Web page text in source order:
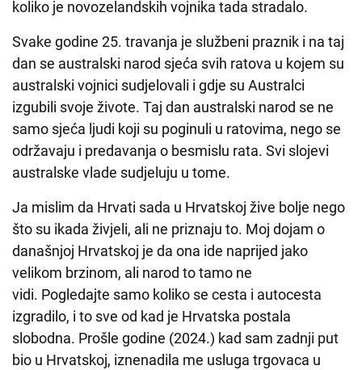
koliko je novozelandskih vojnika tada stradalo.
Svake godine 25. travanja je službeni praznik i na taj
dan se australski narod sjeća svih ratova u kojem su
australski vojnici sudjelovali i gdje su Australci
izgubili svoje živote. Taj dan australski narod se ne
samo sjeća ljudi koji su poginuli u ratovima, nego se
održavaju i predavanja o besmislu rata. Svi slojevi
australske vlade sudjeluju u tome.
Ja mislim da Hrvati sada u Hrvatskoj žive bolje nego
što su ikada živjeli, ali ne priznaju to. Moj dojam o
današnjoj Hrvatskoj je da ona ide naprijed jako
velikom brzinom, ali narod to tamo ne
vidi. Pogledajte samo koliko se cesta i autocesta
izgradilo, i to sve od kad je Hrvatska postala
slobodna. Prošle godine (2024.) kad sam zadnji put
bio u Hrvatskoj, iznenadila me usluga trgovaca u